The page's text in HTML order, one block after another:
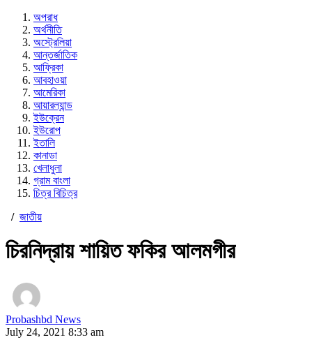
অপরাধ
অর্থনীতি
অস্ট্রেলিয়া
আন্তর্জাতিক
আফ্রিকা
আবহাওয়া
আমেরিকা
আয়ারল্যান্ড
ইউক্রেন
ইউরোপ
ইতালি
কানাডা
খেলাধুলা
গ্রাম বাংলা
চিত্র বিচিত্র
/ জাতীয়
চিরনিদ্রায় শায়িত ফকির আলমগীর
Probashbd News
July 24, 2021 8:33 am